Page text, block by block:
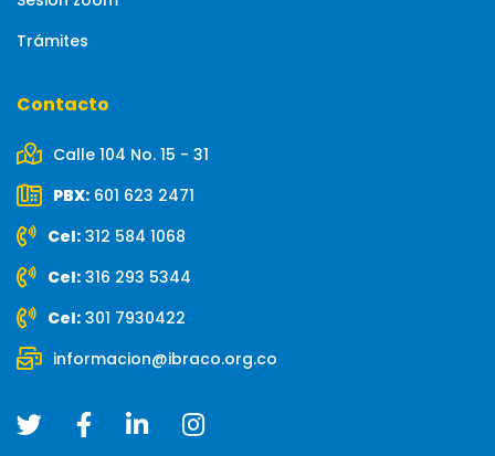
Trámites
Contacto
Calle 104 No. 15 - 31
PBX: 601 623 2471
Cel: 312 584 1068
Cel: 316 293 5344
Cel: 301 7930422
informacion@ibraco.org.co